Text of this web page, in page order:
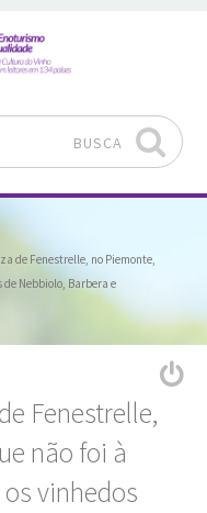
BUSCA
de Fenestrelle, no Piemonte,
Nebbiolo, Barbera e
Fenestrelle,
não foi à
vinhedos